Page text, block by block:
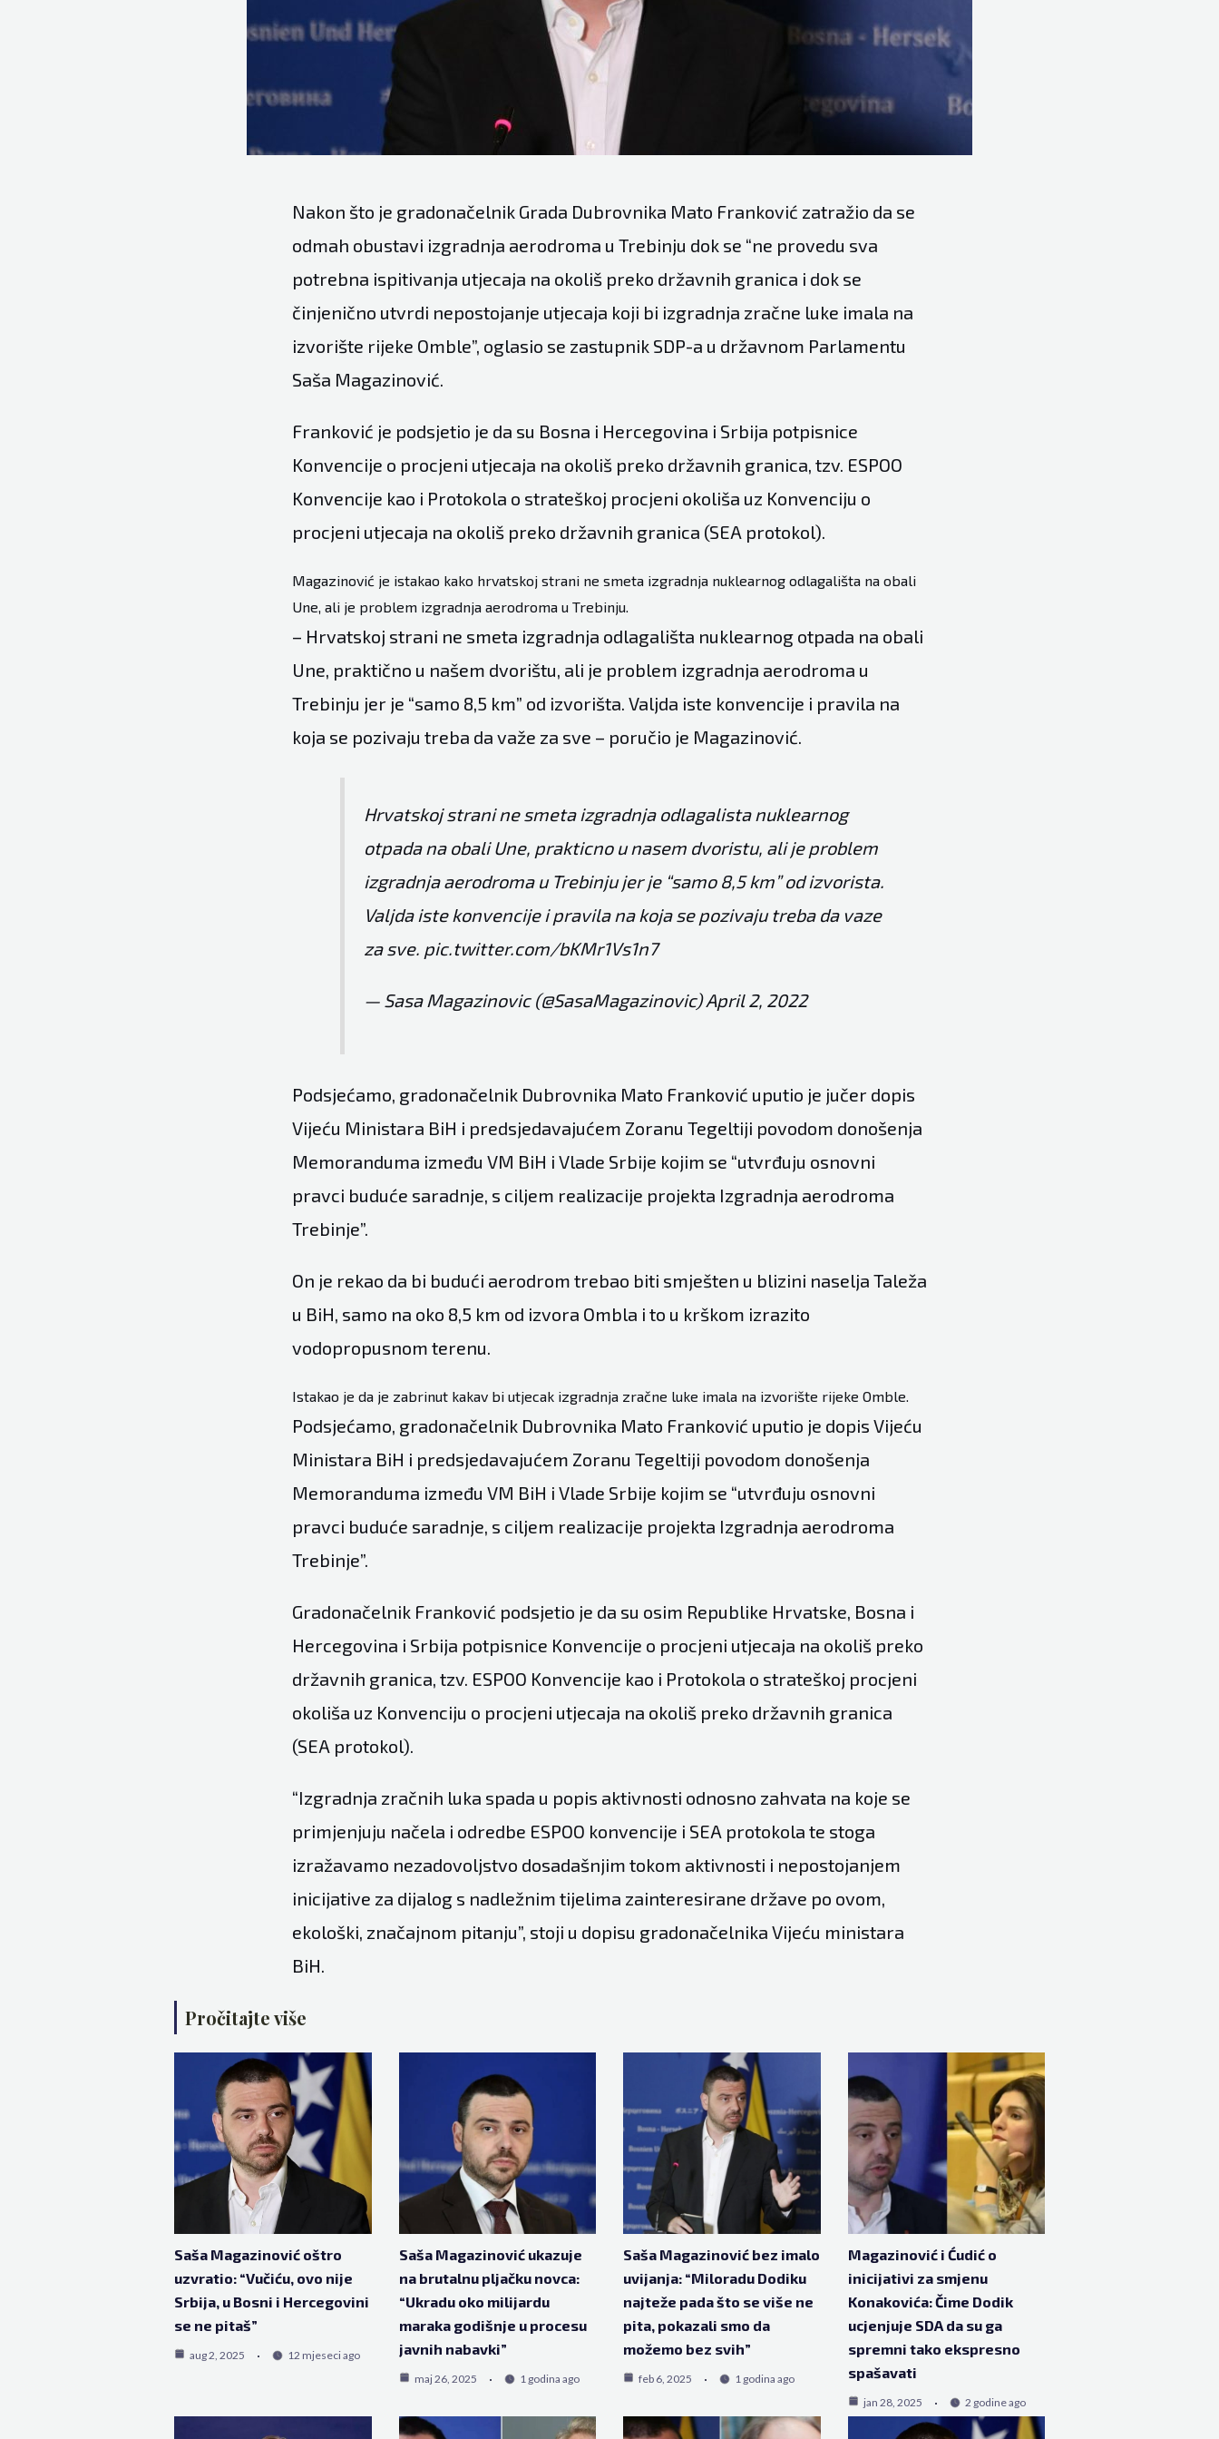
Nakon što je gradonačelnik Grada Dubrovnika Mato Franković zatražio da se
odmah obustavi izgradnja aerodroma u Trebinju dok se “ne provedu sva
potrebna ispitivanja utjecaja na okoliš preko državnih granica i dok se
činjenično utvrdi nepostojanje utjecaja koji bi izgradnja zračne luke imala na
izvorište rijeke Omble”, oglasio se zastupnik SDP-a u državnom Parlamentu
Saša Magazinović.
Franković je podsjetio je da su Bosna i Hercegovina i Srbija potpisnice
Konvencije o procjeni utjecaja na okoliš preko državnih granica, tzv. ESPOO
Konvencije kao i Protokola o strateškoj procjeni okoliša uz Konvenciju o
procjeni utjecaja na okoliš preko državnih granica (SEA protokol).
Magazinović je istakao kako hrvatskoj strani ne smeta izgradnja nuklearnog odlagališta na obali
Une, ali je problem izgradnja aerodroma u Trebinju.
– Hrvatskoj strani ne smeta izgradnja odlagališta nuklearnog otpada na obali
Une, praktično u našem dvorištu, ali je problem izgradnja aerodroma u
Trebinju jer je “samo 8,5 km” od izvorišta. Valjda iste konvencije i pravila na
koja se pozivaju treba da važe za sve – poručio je Magazinović.
Hrvatskoj strani ne smeta izgradnja odlagalista nuklearnog
otpada na obali Une, prakticno u nasem dvoristu, ali je problem
izgradnja aerodroma u Trebinju jer je “samo 8,5 km” od izvorista.
Valjda iste konvencije i pravila na koja se pozivaju treba da vaze
za sve. pic.twitter.com/bKMr1Vs1n7
— Sasa Magazinovic (@SasaMagazinovic)April 2, 2022
Podsjećamo, gradonačelnik Dubrovnika Mato Franković uputio je jučer dopis
Vijeću Ministara BiH i predsjedavajućem Zoranu Tegeltiji povodom donošenja
Memoranduma između VM BiH i Vlade Srbije kojim se “utvrđuju osnovni
pravci buduće saradnje, s ciljem realizacije projekta Izgradnja aerodroma
Trebinje”.
On je rekao da bi budući aerodrom trebao biti smješten u blizini naselja Taleža
u BiH, samo na oko 8,5 km od izvora Ombla i to u krškom izrazito
vodopropusnom terenu.
Istakao je da je zabrinut kakav bi utjecak izgradnja zračne luke imala na izvorište rijeke Omble.
Podsjećamo, gradonačelnik Dubrovnika Mato Franković uputio je dopis Vijeću
Ministara BiH i predsjedavajućem Zoranu Tegeltiji povodom donošenja
Memoranduma između VM BiH i Vlade Srbije kojim se “utvrđuju osnovni
pravci buduće saradnje, s ciljem realizacije projekta Izgradnja aerodroma
Trebinje”.
Gradonačelnik Franković podsjetio je da su osim Republike Hrvatske, Bosna i
Hercegovina i Srbija potpisnice Konvencije o procjeni utjecaja na okoliš preko
državnih granica, tzv. ESPOO Konvencije kao i Protokola o strateškoj procjeni
okoliša uz Konvenciju o procjeni utjecaja na okoliš preko državnih granica
(SEA protokol).
“Izgradnja zračnih luka spada u popis aktivnosti odnosno zahvata na koje se
primjenjuju načela i odredbe ESPOO konvencije i SEA protokola te stoga
izražavamo nezadovoljstvo dosadašnjim tokom aktivnosti i nepostojanjem
inicijative za dijalog s nadležnim tijelima zainteresirane države po ovom,
ekološki, značajnom pitanju”, stoji u dopisu gradonačelnika Vijeću ministara
BiH.
Pročitajte više
Saša Magazinović oštro
uzvratio: “Vučiću, ovo nije
Srbija, u Bosni i Hercegovini
se ne pitaš”
aug 2, 2025 12 mjeseci ago
Saša Magazinović ukazuje
na brutalnu pljačku novca:
“Ukradu oko milijardu
maraka godišnje u procesu
javnih nabavki”
maj 26, 2025 1 godina ago
Saša Magazinović bez imalo
uvijanja: “Miloradu Dodiku
najteže pada što se više ne
pita, pokazali smo da
možemo bez svih”
feb 6, 2025 1 godina ago
Magazinović i Ćudić o
inicijativi za smjenu
Konakovića: Čime Dodik
ucjenjuje SDA da su ga
spremni tako ekspresno
spašavati
jan 28, 2025 2 godine ago